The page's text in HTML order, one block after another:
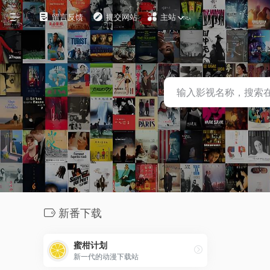
自定义
在线影视
影视下载
资源铺
电影搜索
探索发现
观影软件
留言反馈 提交网站 主站
新番下载
蜜柑计划
新一代的动漫下载站